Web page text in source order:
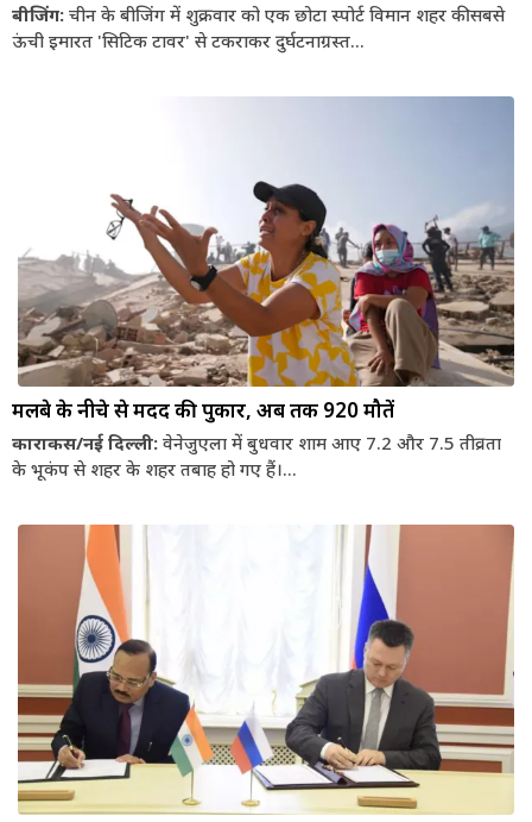
बीजिंग: चीन के बीजिंग में शुक्रवार को एक छोटा स्पोर्ट विमान शहर की सबसे
ऊंची इमारत 'सिटिक टावर' से टकराकर दुर्घटनाग्रस्त...
मलबे के नीचे से मदद की पुकार, अब तक 920 मौतें
काराकस/नई दिल्ली: वेनेजुएला में बुधवार शाम आए 7.2 और 7.5 तीव्रता
के भूकंप से शहर के शहर तबाह हो गए हैं।...